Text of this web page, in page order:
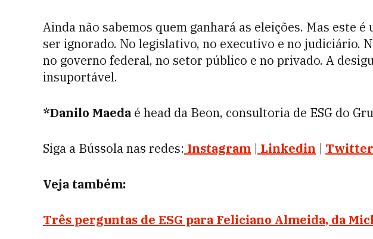
Ainda não sabemos quem ganhará as eleições. Mas este é
ser ignorado. No legislativo, no executivo e no judiciário.
no governo federal, no setor público e no privado. A
insuportável.
*Danilo Maeda é head da Beon, consultoria de ESG do
Siga a Bússola nas redes: Instagram | Linkedin | Twitter
Veja também:
Três perguntas de ESG para Feliciano Almeida, da